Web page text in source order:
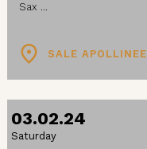
Sax ...
SALE APOLLINEE
03.02.24
Saturday